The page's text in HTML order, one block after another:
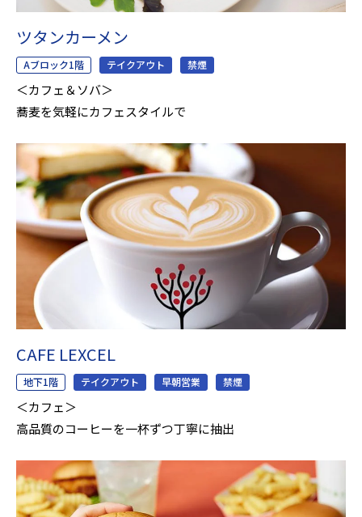
ツタンカーメン
Aブロック1階 テイクアウト 禁煙
＜カフェ＆ソバ＞
蕎麦を気軽にカフェスタイルで
CAFE LEXCEL
地下1階 テイクアウト 早朝営業 禁煙
＜カフェ＞
高品質のコーヒーを一杯ずつ丁寧に抽出